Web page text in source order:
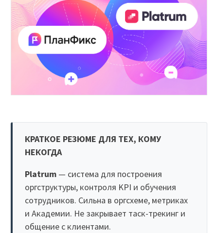
КРАТКОЕ РЕЗЮМЕ ДЛЯ ТЕХ, КОМУ
НЕКОГДА
Platrum — система для построения
оргструктуры, контроля KPI и обучения
сотрудников. Сильна в оргсхеме, метриках
и Академии. Не закрывает таск-трекинг и
общение с клиентами.